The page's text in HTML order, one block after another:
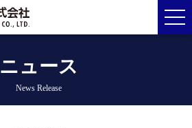
ニュース
News Release